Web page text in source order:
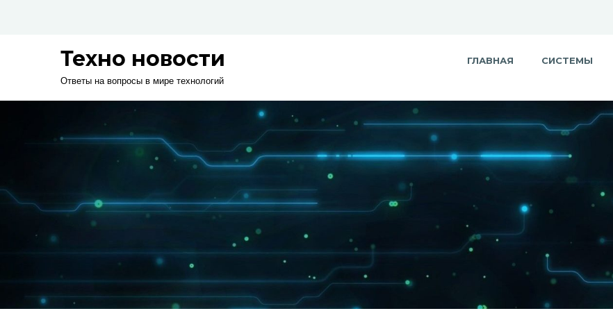
Техно новости
Ответы на вопросы в мире технологий
ГЛАВНАЯ СИСТЕМЫ